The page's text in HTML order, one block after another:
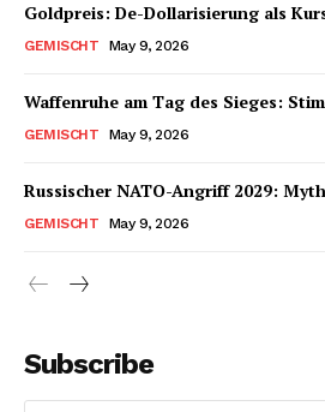
Goldpreis: De-Dollarisierung als
GEMISCHT May 9, 2026
Waffenruhe am Tag des Sieges:
GEMISCHT May 9, 2026
Russischer NATO-Angriff 2029:
GEMISCHT May 9, 2026
Subscribe